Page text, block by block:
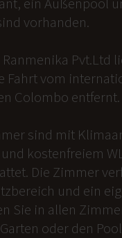
vorhanden.
Ranmenika Pvt.Ltd
Fahrt vom
Colombo entfernt.
sind mit
kostenfreiem
Die Zimmer
und ein
Sie in allen
oder den